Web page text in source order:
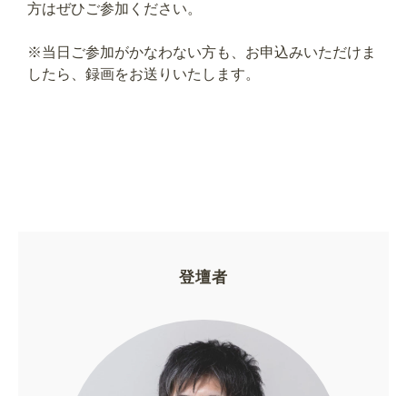
方はぜひご参加ください。
※当日ご参加がかなわない方も、お申込みいただけま
したら、録画をお送りいたします。
登壇者